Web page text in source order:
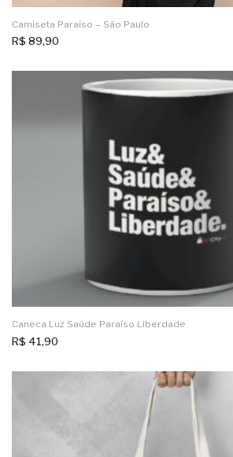
Camiseta Paraíso – São Paulo
R$ 89,90
Caneca Luz Saúde Paraíso Liberdade
R$ 41,90